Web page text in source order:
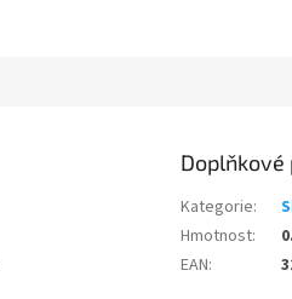
Kategorie:
Hmotnost:
EAN: